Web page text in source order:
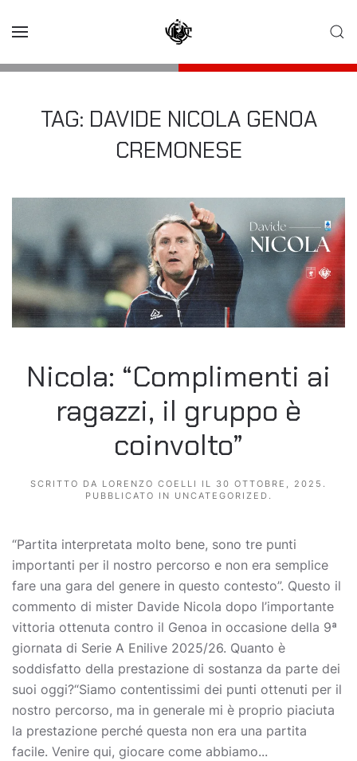
TAG: DAVIDE NICOLA GENOA
CREMONESE
Nicola: “Complimenti ai
ragazzi, il gruppo è
coinvolto”
SCRITTO DA LORENZO COELLI IL 30 OTTOBRE, 2025 .
PUBBLICATO IN UNCATEGORIZED .
“Partita interpretata molto bene, sono tre punti
importanti per il nostro percorso e non era semplice
fare una gara del genere in questo contesto”. Questo il
commento di mister Davide Nicola dopo l’importante
vittoria ottenuta contro il Genoa in occasione della 9ª
giornata di Serie A Enilive 2025/26. Quanto è
soddisfatto della prestazione di sostanza da parte dei
suoi oggi?“Siamo contentissimi dei punti ottenuti per il
nostro percorso, ma in generale mi è proprio piaciuta
la prestazione perché questa non era una partita
facile. Venire qui, giocare come abbiamo...